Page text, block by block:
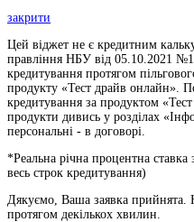
закрити
Цей віджет не є кредитним
правління НБУ від 05.10.2021
кредитування протягом
продукту «Тест драйв онлайн».
кредитування за продуктом
продукти дивись у розділах
персональні - в договорі.
*Реальна річна процентна
весь строк кредитування)
Дякуємо, Ваша заявка
протягом декількох хвилин.